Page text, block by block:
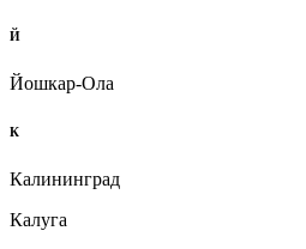
Й
Йошкар-Ола
К
Калининград
Калуга